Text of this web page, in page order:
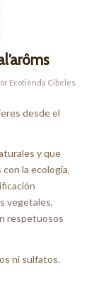
Ecotienda Cibeles
desde el
y que
la ecología,
vegetales,
respetuosos
ni sulfatos.